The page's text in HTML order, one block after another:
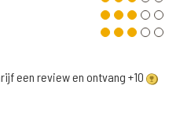
een review en ontvang +10